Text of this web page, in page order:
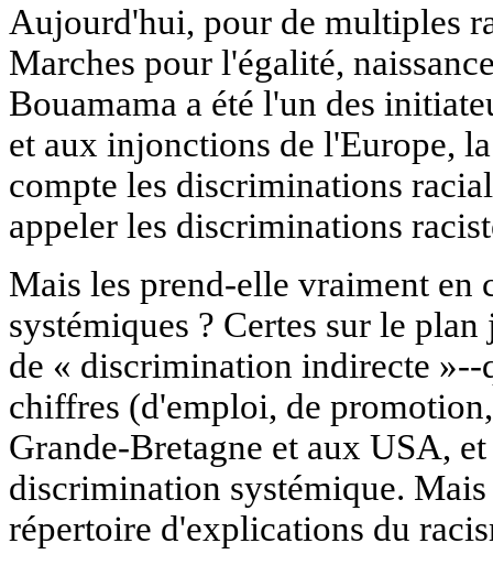
Aujourd'hui, pour de multiples
Marches pour l'égalité,
Bouamama a été l'un des
et aux injonctions de l'Europe,
compte les discriminations
appeler les discriminations
Mais les prend-elle vraiment en
systémiques ? Certes sur le
de « discrimination indirecte »--
chiffres (d'emploi, de
Grande-Bretagne et aux USA,
discrimination systémique.
répertoire d'explications du